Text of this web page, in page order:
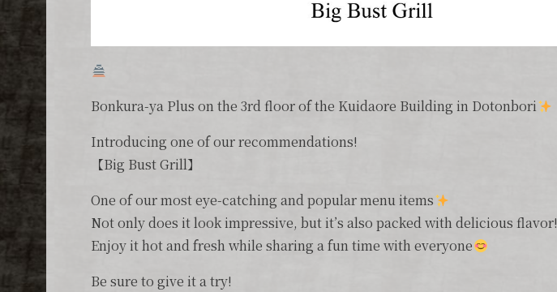
Bonkura-ya Plus on the 3rd floor of the Kuidaore Building in Dotonbori
Introducing one of our recommendations!
【Big Bust Grill】
One of our most eye-catching and popular menu items
Not only does it look impressive, but it’s also packed with delicious flavor!
Enjoy it hot and fresh while sharing a fun time with everyone
Be sure to give it a try!